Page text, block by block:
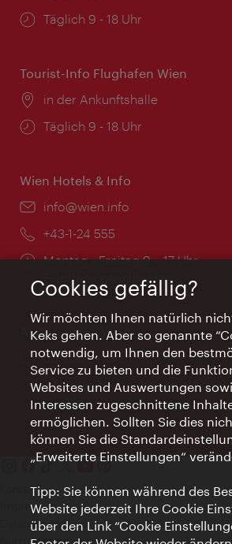
Öffnungszeiten:
Täglich 9 - 18 Uhr
Tourist-Info Flughafen Wien
Ort:
in der Ankunftshalle
Öffnungszeiten:
Täglich 9 - 18 Uhr
Wien Hotels & Info
Email:
info@wien.info
Telefon:
+43-1-24 555
Öffnungszeiten:
Montag - Freitag 9 – 17 Uhr
Feiertags geschlossen
AI Concierge Wien
Ort:
concierge.wien.info
Öffnungszeiten:
Informationen rund um die Uhr
Kontakt
Impressum
Datenschutz
Nutzungsbedingungen
Cookies gefällig?
Wir möchten Ihnen natürlich
Keks gehen. Aber so genannte
notwendig, um Ihnen den
Service zu bieten und die
Websites und Auswertungen
Interessen zugeschnittene
ermöglichen. Sollten Sie dies
können Sie die
„Erweiterte Einstellungen“
Tipp: Sie können während des
Website jederzeit Ihre Cookie
über den Link “Cookie